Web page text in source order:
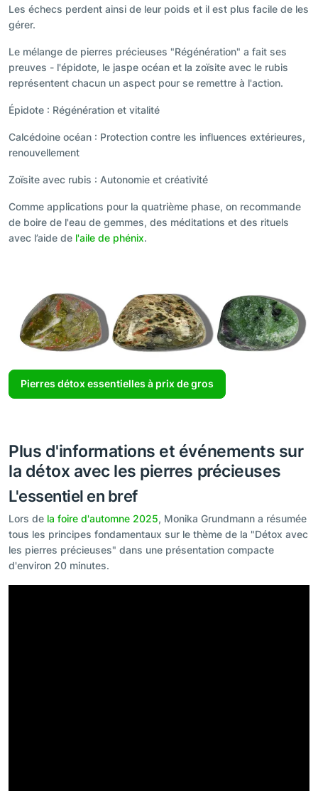
Les échecs perdent ainsi de leur poids et il est plus facile de les
gérer.
Le mélange de pierres précieuses "Régénération" a fait ses
preuves - l'épidote, le jaspe océan et la zoïsite avec le rubis
représentent chacun un aspect pour se remettre à l'action.
Épidote : Régénération et vitalité
Calcédoine océan : Protection contre les influences extérieures,
renouvellement
Zoïsite avec rubis : Autonomie et créativité
Comme applications pour la quatrième phase, on recommande
de boire de l'eau de gemmes, des méditations et des rituels
avec l’aide de l'aile de phénix.
Pierres détox essentielles à prix de gros
Plus d'informations et événements sur
la détox avec les pierres précieuses
L'essentiel en bref
Lors de la foire d'automne 2025, Monika Grundmann a résumée
tous les principes fondamentaux sur le thème de la "Détox avec
les pierres précieuses" dans une présentation compacte
d'environ 20 minutes.